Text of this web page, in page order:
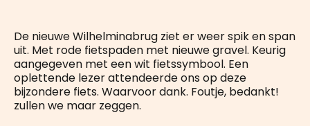
De nieuwe Wilhelminabrug ziet er weer spik en span
uit. Met rode fietspaden met nieuwe gravel. Keurig
aangegeven met een wit fietssymbool. Een
oplettende lezer attendeerde ons op deze
bijzondere fiets. Waarvoor dank. Foutje, bedankt!
zullen we maar zeggen.